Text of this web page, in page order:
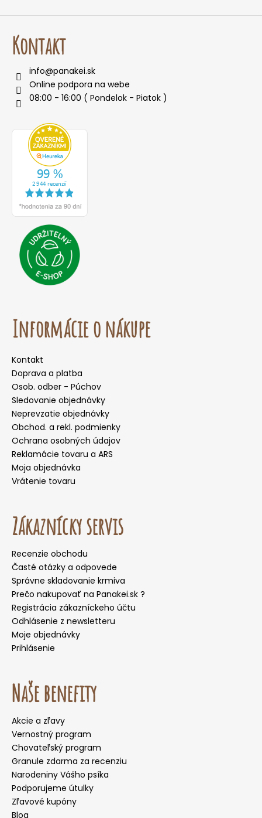
Kontakt
info@panakei.sk
Online podpora na webe
08:00 - 16:00 ( Pondelok - Piatok )
Informácie o nákupe
Kontakt
Doprava a platba
Osob. odber - Púchov
Sledovanie objednávky
Neprevzatie objednávky
Obchod. a rekl. podmienky
Ochrana osobných údajov
Reklamácie tovaru a ARS
Moja objednávka
Vrátenie tovaru
Zákaznícky servis
Recenzie obchodu
Časté otázky a odpovede
Správne skladovanie krmiva
Prečo nakupovať na Panakei.sk ?
Registrácia zákazníckeho účtu
Odhlásenie z newsletteru
Moje objednávky
Prihlásenie
Naše benefity
Akcie a zľavy
Vernostný program
Chovateľský program
Granule zdarma za recenziu
Narodeniny Vášho psíka
Podporujeme útulky
Zľavové kupóny
Blog